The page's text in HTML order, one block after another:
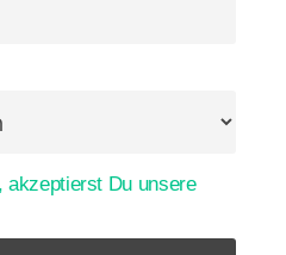
akzeptierst Du unsere